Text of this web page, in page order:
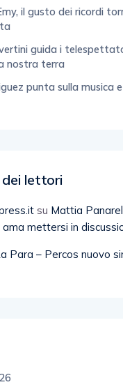
il gusto dei ricordi
guida i
nostra terra
punta sulla musica
dei lettori
su Mattia
ama mettersi in
Para – Percos nuovo